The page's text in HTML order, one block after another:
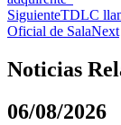
SiguienteTDLC
Oficial de SalaNext
Noticias
06/08/2026